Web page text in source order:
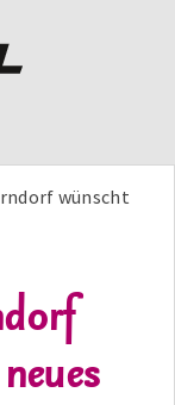
wünscht